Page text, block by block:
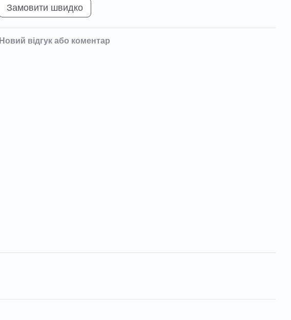
Замовити швидко
Новий відгук або коментар